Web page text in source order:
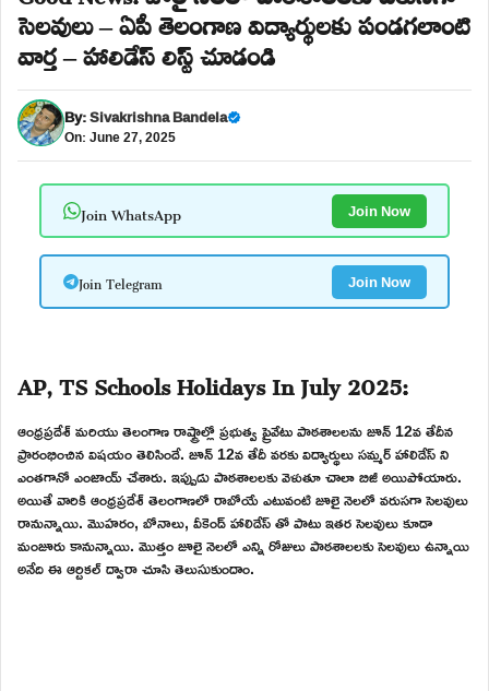
సెలవులు – ఏపీ తెలంగాణ విద్యార్థులకు పండగలాంటి
వార్త – హాలిడేస్ లిస్ట్ చూడండి
By:Sivakrishna Bandela
On: June 27, 2025
Join WhatsApp Join Now
Join Telegram Join Now
AP, TS Schools Holidays In July 2025:
ఆంధ్రప్రదేశ్ మరియు తెలంగాణ రాష్ట్రాల్లో ప్రభుత్వ ప్రైవేటు పాఠశాలలను జూన్ 12వ తేదీన
ప్రారంభించిన విషయం తెలిసిందే. జూన్ 12వ తేదీ వరకు విద్యార్థులు సమ్మర్ హాలిడేస్ ని
ఎంతగానో ఎంజాయ్ చేశారు. ఇప్పుడు పాఠశాలలకు వెళుతూ చాలా బిజీ అయిపోయారు.
అయితే వారికి ఆంధ్రప్రదేశ్ తెలంగాణలో రాబోయే ఎటువంటి జూలై నెలలో వరుసగా సెలవులు
రానున్నాయి. మొహరం, బోనాలు, వీకెండ్ హాలిడేస్ తో పాటు ఇతర సెలవులు కూడా
మంజూరు కానున్నాయి. మొత్తం జూలై నెలలో ఎన్ని రోజులు పాఠశాలలకు సెలవులు ఉన్నాయి
అనేది ఈ ఆర్టికల్ ద్వారా చూసి తెలుసుకుందాం.